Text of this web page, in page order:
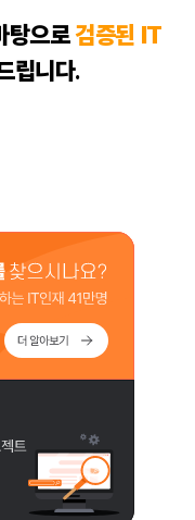
탕으로검증된 IT
립니다.